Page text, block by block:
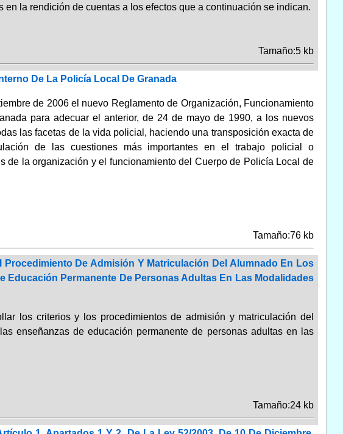
la rendición de cuentas a los efectos que a continuación se indican.
Tamaño:5 kb
De La Policía Local De Granada
de 2006 el nuevo Reglamento de Organización, Funcionamiento
para adecuar el anterior, de 24 de mayo de 1990, a los nuevos
las facetas de la vida policial, haciendo una transposición exacta de
de las cuestiones más importantes en el trabajo policial o
de la organización y el funcionamiento del Cuerpo de Policía Local de
Tamaño:76 kb
Procedimiento De Admisión Y Matriculación Del Alumnado En Los
Permanente De Personas Adultas En Las Modalidades
los criterios y los procedimientos de admisión y matriculación del
enseñanzas de educación permanente de personas adultas en las
Tamaño:24 kb